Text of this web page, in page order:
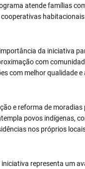
atende famílias
da iniciativa
com
com melhor qualidade
e reforma de
povos indígenas,
nos próprios
representa um